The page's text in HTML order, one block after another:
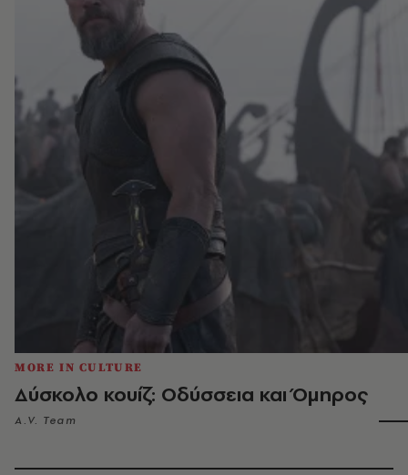
MORE IN CULTURE
Δύσκολο κουίζ: Οδύσσεια και Όμηρος
A.V. Team